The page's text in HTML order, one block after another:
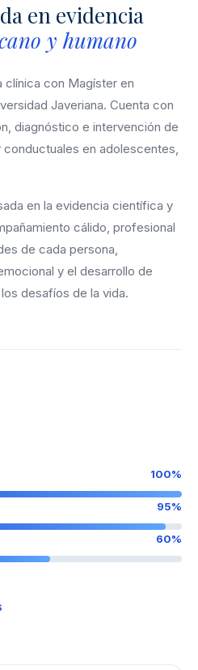
en evidencia
y humano
clínica con Magíster en
Javeriana. Cuenta con
diagnóstico e intervención de
en adolescentes,
en la evidencia científica y
cálido, profesional
de cada persona,
y el desarrollo de
desafíos de la vida.
100%
95%
60%